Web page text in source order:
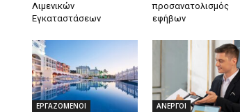
Λιμενικών
Εγκαταστάσεων
προσανατολισμός
εφήβων
ΕΡΓΑΖΟΜΕΝΟΙ ΑΝΕΡΓΟΙ